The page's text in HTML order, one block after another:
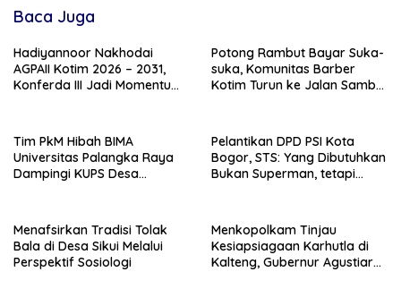
Baca Juga
Hadiyannoor Nakhodai
AGPAII Kotim 2026 – 2031,
Konferda III Jadi Momentum
Potong Rambut Bayar Suka-
suka, Komunitas Barber
Kotim Turun ke Jalan Sambut
Tim PkM Hibah BIMA
Universitas Palangka Raya
Dampingi KUPS Desa
Pelantikan DPD PSI Kota
Bogor, STS: Yang Dibutuhkan
Bukan Superman, tetapi
Menafsirkan Tradisi Tolak
Bala di Desa Sikui Melalui
Perspektif Sosiologi
Menkopolkam Tinjau
Kesiapsiagaan Karhutla di
Kalteng, Gubernur Agustiar